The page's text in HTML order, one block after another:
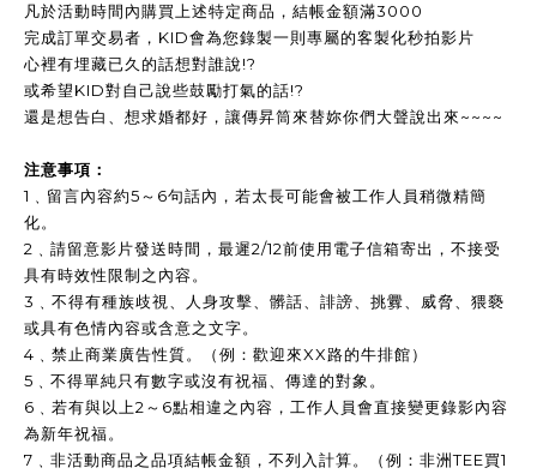
凡於活動時間內購買上述特定商品，結帳金額滿3000
完成訂單交易者，KID會為您錄製一則專屬的客製化秒拍影片
心裡有埋藏已久的話想對誰說!?
或希望KID對自己說些鼓勵打氣的話!?
還是想告白、想求婚都好，讓傳昇筒來替妳你們大聲說出來~~~~
注意事項：
1﹑留言內容約5～6句話內，若太長可能會被工作人員稍微精簡
化。
2﹑請留意影片發送時間，最遲2/12前使用電子信箱寄出，不接受
具有時效性限制之內容。
3﹑不得有種族歧視、人身攻擊、髒話、誹謗、挑釁、威脅、猥褻
或具有色情內容或含意之文字。
4﹑禁止商業廣告性質。（例：歡迎來XX路的牛排館）
5﹑不得單純只有數字或沒有祝福、傳達的對象。
6﹑若有與以上2～6點相違之內容，工作人員會直接變更錄影內容
為新年祝福。
7﹑非活動商品之品項結帳金額，不列入計算。（例：非洲TEE買1